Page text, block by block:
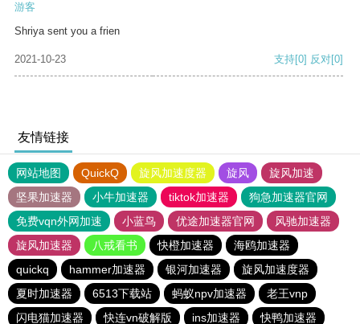
游客
Shriya sent you a frien
2021-10-23 支持[0] 反对[0]
友情链接
网站地图 QuickQ 旋风加速度器 旋风
旋风加速
坚果加速器
小牛加速器 tiktok加速器
狗急加速器官网
免费vqn外网加速
小蓝鸟 优途加速器官网
风驰加速器
旋风加速器
八戒看书 快橙加速器
海鸥加速器
quickq
hammer加速器 银河加速器
旋风加速度器
夏时加速器
6513下载站 蚂蚁npv加速器
老王vnp
闪电猫加速器
快连vn破解版 ins加速器 快鸭加速器